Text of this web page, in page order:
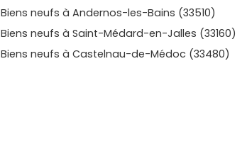
Biens neufs à Andernos-les-Bains (33510)
Biens neufs à Saint-Médard-en-Jalles (33160)
Biens neufs à Castelnau-de-Médoc (33480)